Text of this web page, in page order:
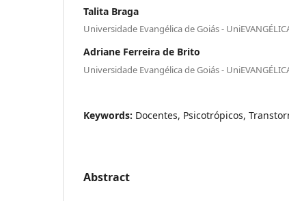
Talita Braga
Universidade Evangélica de Goiás -
Adriane Ferreira de Brito
Universidade Evangélica de Goiás -
Keywords: Docentes, Psicotrópicos,
Abstract